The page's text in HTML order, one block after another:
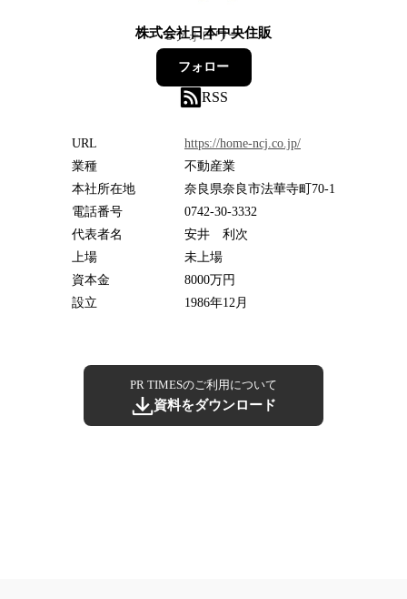
株式会社日本中央住販
5フォロワー
フォロー
RSS
URL
https://home-ncj.co.jp/
業種
不動産業
本社所在地
奈良県奈良市法華寺町70-1
電話番号
0742-30-3332
代表者名
安井 利次
上場
未上場
資本金
8000万円
設立
1986年12月
PR TIMESのご利用について
資料をダウンロード